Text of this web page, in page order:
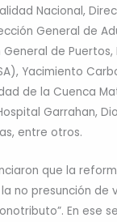
Nacional,
General de
de
Yacimiento
de la Cuenca
Garrahan,
entre otros.
que la
no presunción de
En ese